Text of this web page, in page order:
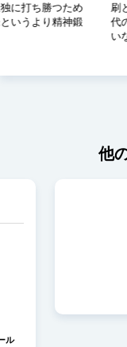
に打ち勝つため
いうより精神鍛
刷
代
い
他
ル